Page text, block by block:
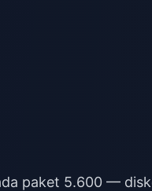
paket 5.600 —